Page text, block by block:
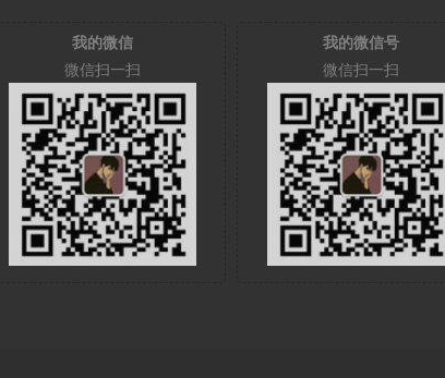
我的微信
微信扫一扫
我的微信号
微信扫一扫